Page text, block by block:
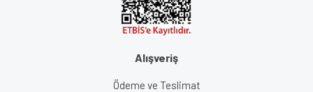
Alışveriş
Ödeme ve Teslimat